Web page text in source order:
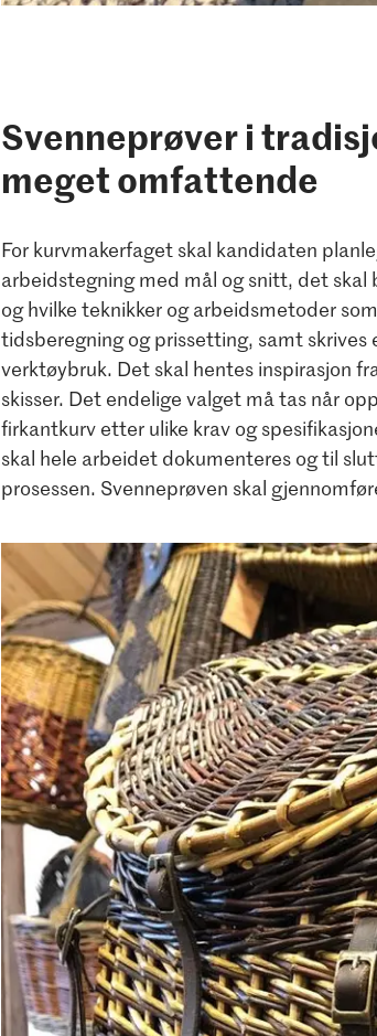
Svenneprøver i
meget omfattende
For kurvmakerfaget skal kandidaten
arbeidstegning med mål og snitt, det
og hvilke teknikker og arbeidsmetoder
tidsberegning og prissetting, samt skrives
verktøybruk. Det skal hentes inspirasjon
skisser. Det endelige valget må tas når
firkantkurv etter ulike krav og
skal hele arbeidet dokumenteres og til
prosessen. Svenneprøven skal